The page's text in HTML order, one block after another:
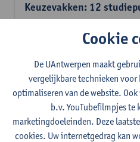
Keuzevakken: 12
Keuzevakken cluster
Consumer Psychology
2E SEM
studiepunten
Lesgever(s):
Katrien Maldoy
Journalistiek en
1E SEM
studiepunten
Lesgever(s):
Steve Paulussen
Cookie
De UAntwerpen maakt
vergelijkbare technieken
optimaliseren van de website.
b.v. YouTubefilmpjes te
marketingdoeleinden. Deze
cookies. Uw internetgedrag kan